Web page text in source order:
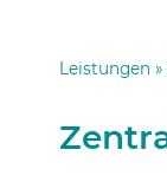
Leistungen »